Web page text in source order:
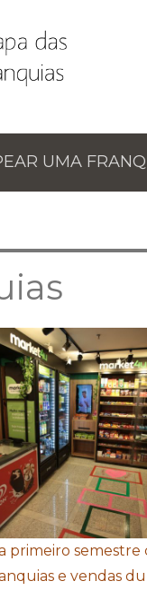
UMA
primeiro semestre
e vendas